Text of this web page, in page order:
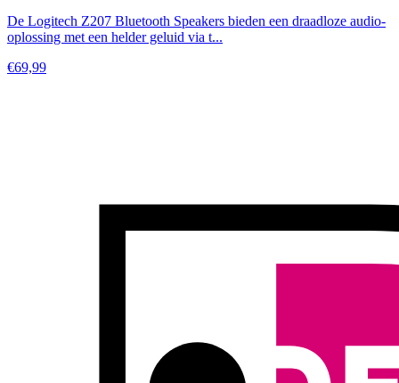
De Logitech Z207 Bluetooth Speakers bieden een draadloze audio-
oplossing met een helder geluid via t...
€69,99